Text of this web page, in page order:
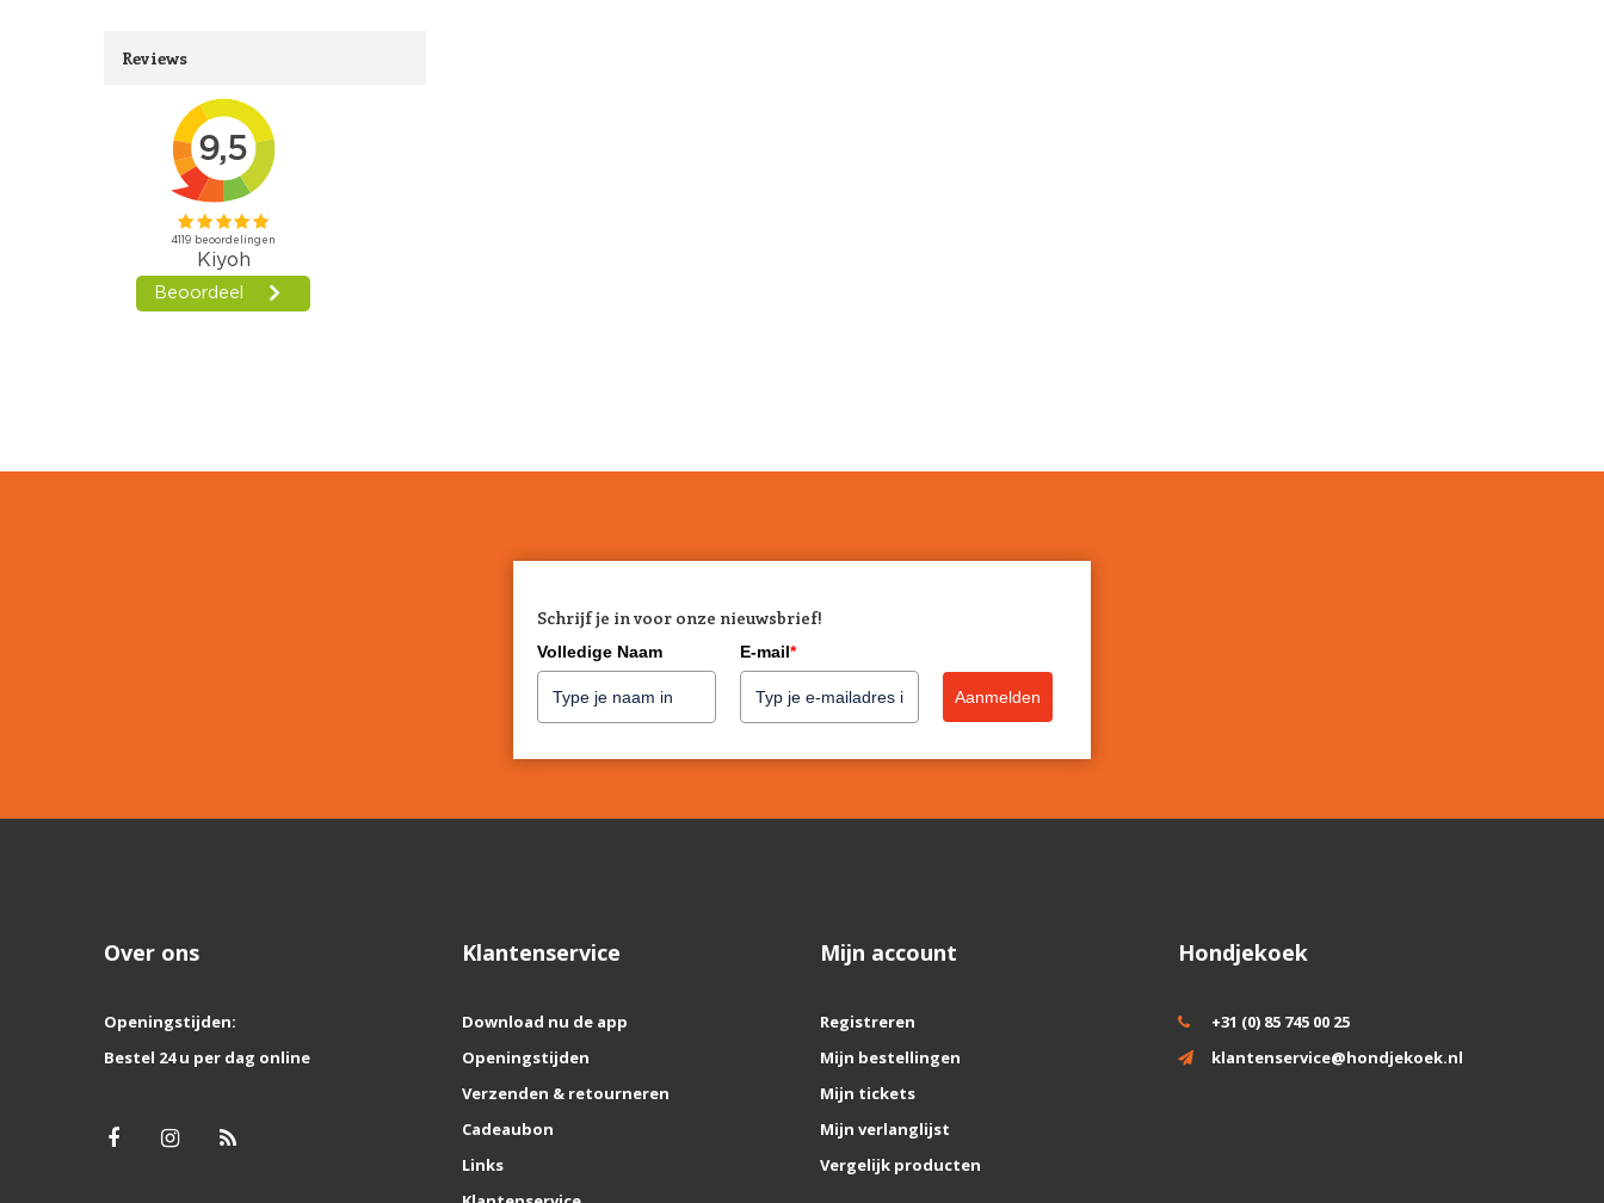
Reviews
Schrijf je in voor onze nieuwsbrief!
Volledige Naam E-mail*
Aanmelden
Over ons
Openingstijden:
Bestel 24 u per dag online
Klantenservice
Download nu de app
Openingstijden
Verzenden & retourneren
Cadeaubon
Links
Mijn account
Registreren
Mijn bestellingen
Mijn tickets
Mijn verlanglijst
Vergelijk producten
Hondjekoek
+31 (0) 85 745 00 25
klantenservice@hondjekoek.nl